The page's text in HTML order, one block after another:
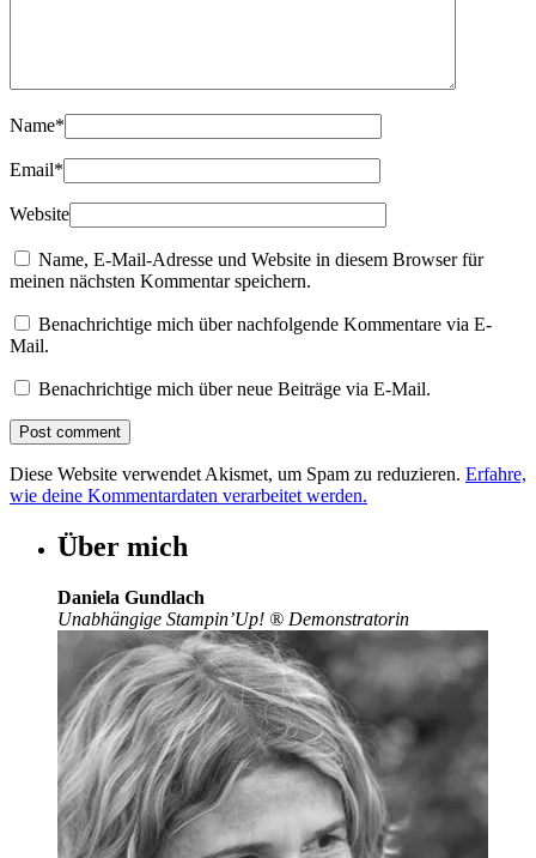
Name*
Email*
Website
Name, E-Mail-Adresse und Website in diesem Browser für
meinen nächsten Kommentar speichern.
Benachrichtige mich über nachfolgende Kommentare via E-
Mail.
Benachrichtige mich über neue Beiträge via E-Mail.
Diese Website verwendet Akismet, um Spam zu reduzieren. Erfahre,
wie deine Kommentardaten verarbeitet werden.
Über mich
Daniela Gundlach
Unabhängige Stampin’Up! ® Demonstratorin